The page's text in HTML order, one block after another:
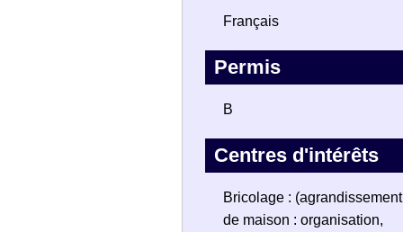
Français
Permis
B
Centres d'intérêts
Bricolage : (agrandissement
de maison : organisation,